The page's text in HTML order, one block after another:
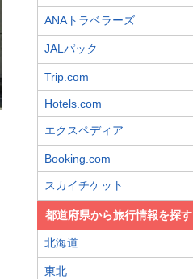
ANAトラベラーズ
JALパック
Trip.com
Hotels.com
エクスペディア
Booking.com
スカイチケット
都道府県から旅行情報を探す
北海道
東北